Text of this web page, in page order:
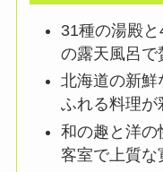
​31種の湯殿
の露天風呂で
北海道の新鮮
ふれる料理が
和の趣と洋の
客室で上質な